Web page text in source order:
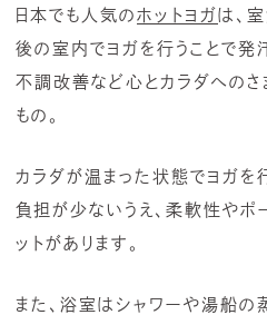
日本でも人気の ホットヨガ は、
後の室内でヨガを行うことで発
不調改善など心とカラダへのさ
もの。
カラダが温まった状態でヨガを
負担が少ないうえ、柔軟性やポ
ットがあります。
また、浴室はシャワーや湯船の